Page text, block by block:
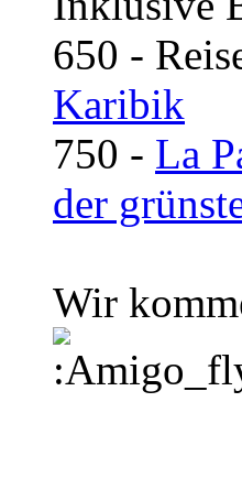
650 -
Karibik
750 - La
der
Wir